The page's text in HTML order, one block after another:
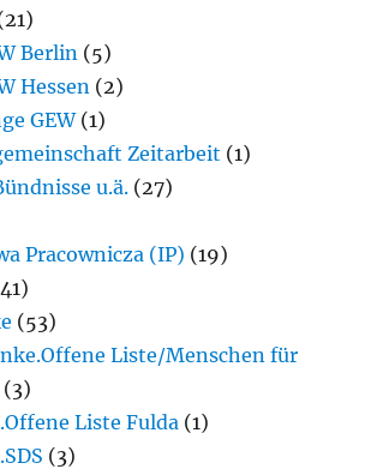
Berlin (5)
Hessen (2)
GEW(1)
Zeitarbeit (1)
u.ä. (27)
Pracownicza (IP) (19)
(53)
Liste/Menschen für
(3)
Liste Fulda (1)
(3)